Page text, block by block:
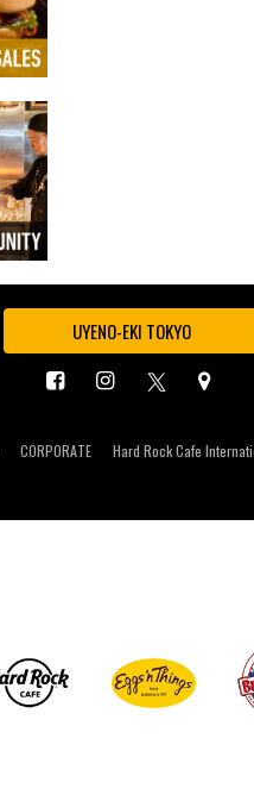
UYENO-EKI TOKYO
CORPORATE Hard Rock Cafe